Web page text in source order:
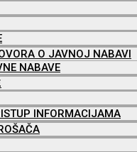
O JAVNOJ NABAVI
NABAVE
INFORMACIJAMA